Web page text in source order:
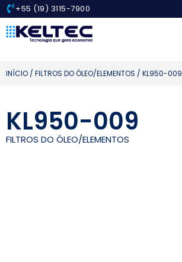
+55 (19) 3115-7900
INÍCIO / FILTROS DO ÓLEO/ELEMENTOS / KL950-009
KL950-009
FILTROS DO ÓLEO/ELEMENTOS